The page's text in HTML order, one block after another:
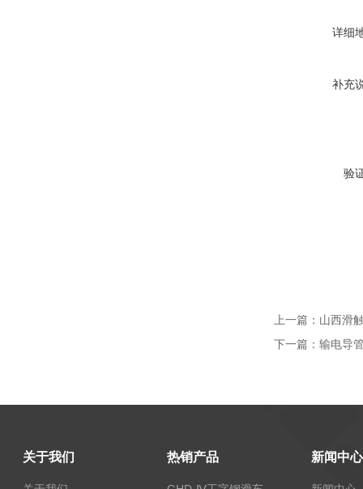
详细
补充
验
上一篇： 山西滑
下一篇： 输电导
关于我们 热销产品 新闻中心